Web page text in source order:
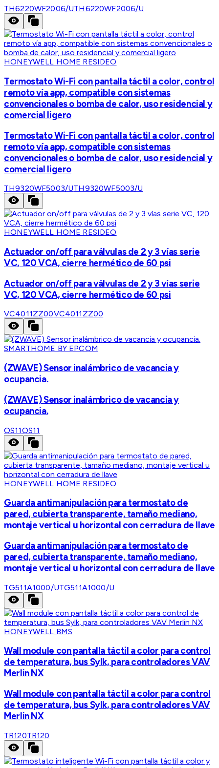
TH6220WF2006/UTH6220WF2006/U
HONEYWELL HOME RESIDEO
Termostato Wi-Fi con pantalla táctil a color, control
remoto vía app, compatible con sistemas
convencionales o bomba de calor, uso residencial y
comercial ligero
Termostato Wi-Fi con pantalla táctil a color, control
remoto vía app, compatible con sistemas
convencionales o bomba de calor, uso residencial y
comercial ligero
TH9320WF5003/UTH9320WF5003/U
HONEYWELL HOME RESIDEO
Actuador on/off para válvulas de 2 y 3 vías serie
VC, 120 VCA, cierre hermético de 60 psi
Actuador on/off para válvulas de 2 y 3 vías serie
VC, 120 VCA, cierre hermético de 60 psi
VC4011ZZ00VC4011ZZ00
SMARTHOME BY EPCOM
(ZWAVE) Sensor inalámbrico de vacancia y
ocupancia.
(ZWAVE) Sensor inalámbrico de vacancia y
ocupancia.
OS11OS11
HONEYWELL HOME RESIDEO
Guarda antimanipulación para termostato de
pared, cubierta transparente, tamaño mediano,
montaje vertical u horizontal con cerradura de llave
Guarda antimanipulación para termostato de
pared, cubierta transparente, tamaño mediano,
montaje vertical u horizontal con cerradura de llave
TG511A1000/UTG511A1000/U
HONEYWELL BMS
Wall module con pantalla táctil a color para control
de temperatura, bus Sylk, para controladores VAV
Merlin NX
Wall module con pantalla táctil a color para control
de temperatura, bus Sylk, para controladores VAV
Merlin NX
TR120TR120